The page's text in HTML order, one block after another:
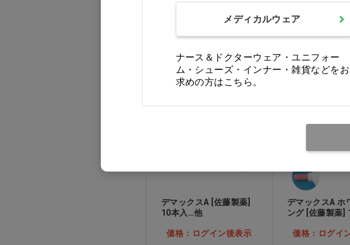
価格：ログイン後表示 価格：ログイ
デマックスA [佐藤製薬]
10本入…他
価格：ログイン後表示
デマックスA ホ
ング [佐藤製薬]
価格：ログイ
メディカルウェア
ナース＆ドクターウェア・ユニフォー
ム・シューズ・インナー・雑貨などをお
求めの方はこちら。